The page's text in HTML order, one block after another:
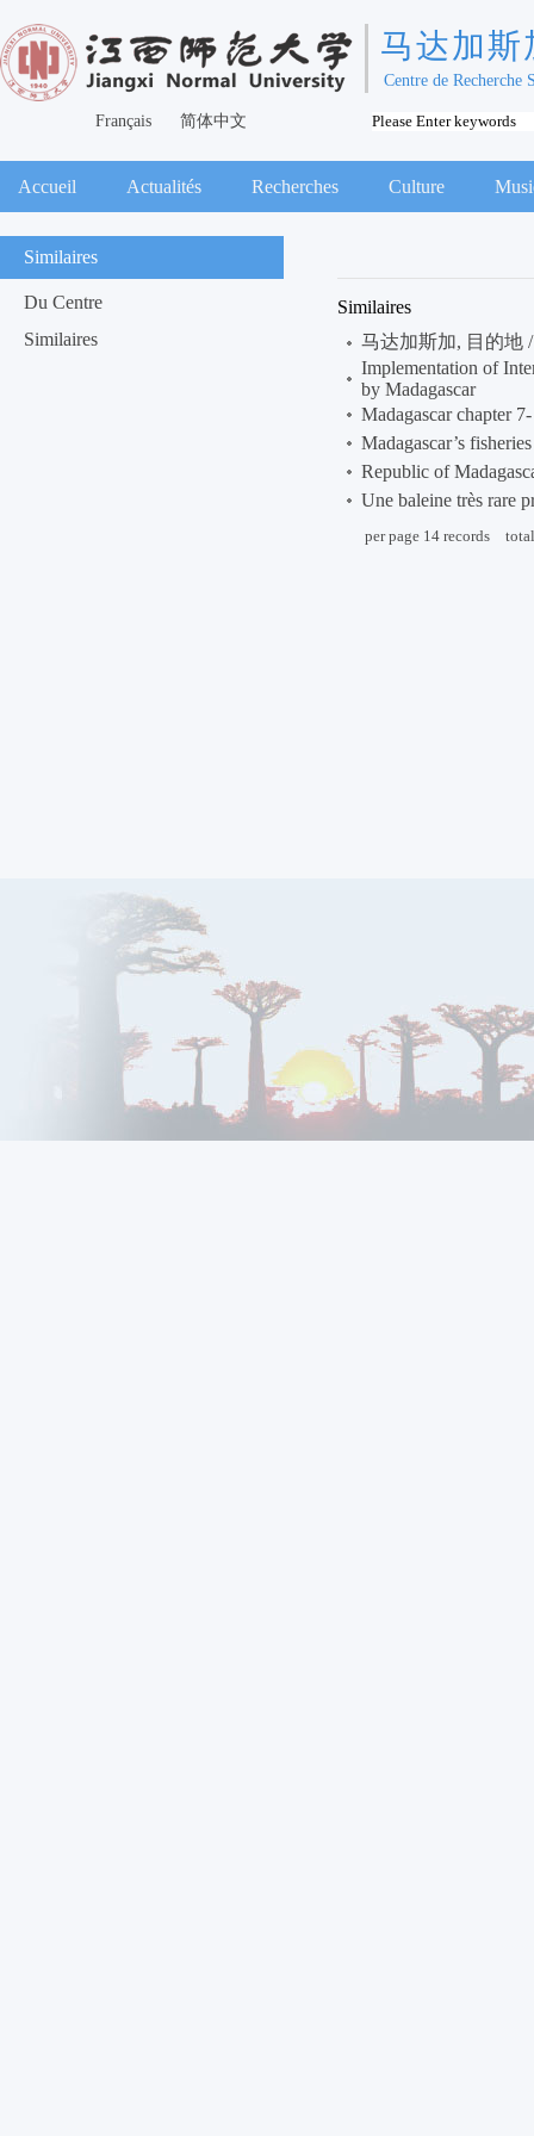
马达加斯
Centre de Recherche
Français 简体中文
Accueil Actualités Recherches Culture
Similaires
Du Centre
Similaires
Similaires
马达加斯加, 目的地 /
Implementation of
by Madagascar
Madagascar chapter
Madagascar’s
Republic of
Une baleine très rare
per page 14 records